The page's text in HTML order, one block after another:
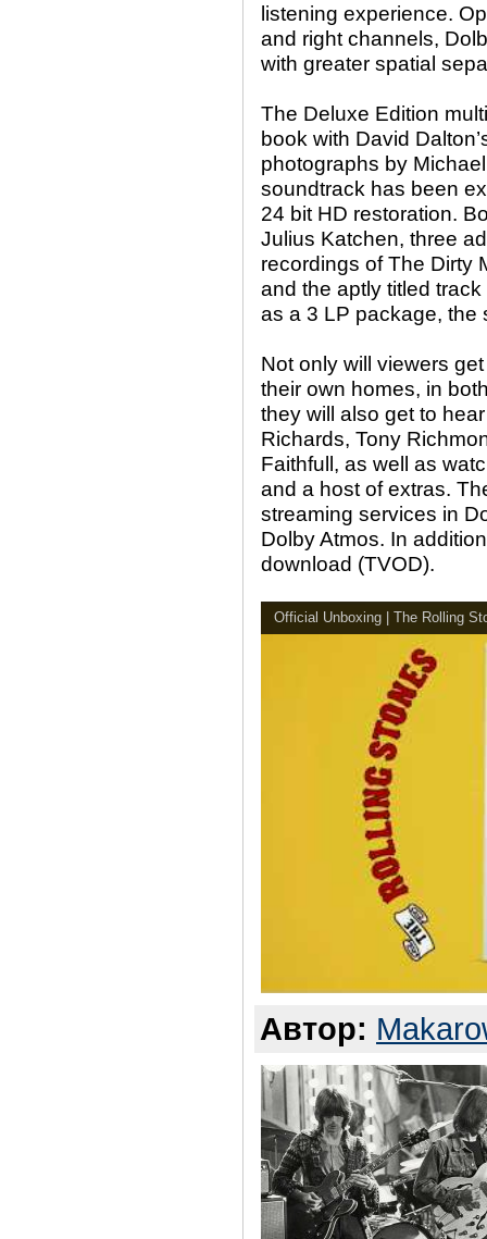
listening experience.
and right channels,
with greater spatial
The Deluxe Edition
book with David
photographs by
soundtrack has been
24 bit HD restoration.
Julius Katchen, three
recordings of The Dirty
and the aptly titled
as a 3 LP package, the
Not only will viewers
their own homes, in
they will also get to
Richards, Tony
Faithfull, as well as
and a host of extras.
streaming services in
Dolby Atmos. In
download (TVOD).
Official Unboxing | The Rolling
Автор: